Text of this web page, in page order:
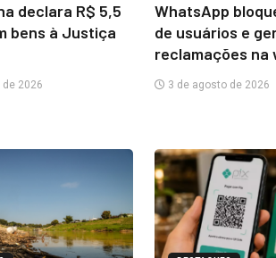
declara R$ 5,5
bens à Justiça
2026
WhatsApp
de usuários e
reclamações na
3 de agosto de 2026